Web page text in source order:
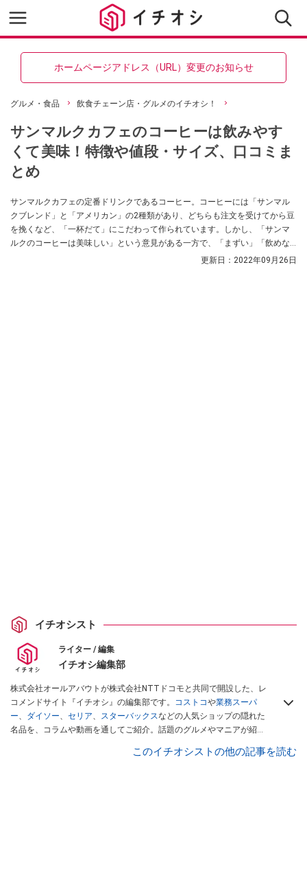
ホームページアドレス（URL）変更のお知らせ
グルメ・食品 飲食チェーン店・グルメのイチオシ！
サンマルクカフェのコーヒーは飲みやす
くて美味！特徴や値段・サイズ、口コミま
とめ
サンマルクカフェの定番ドリンクであるコーヒー。コーヒーには「サンマル
クブレンド」と「アメリカン」の2種類があり、どちらも注文を受けてから豆
を挽くなど、「一杯だて」にこだわって作られています。しかし、「サンマ
ルクのコーヒーは美味しい」という意見がある一方で、「まずい」「飲めな
い」という意見もあるようです。今回は、サンマルクカフェのコーヒーに関
更新日： 2022年09月26日
イチオシスト
ライター / 編集
イチオシ編集部
株式会社オールアバウトが株式会社NTTドコモと共同で開設した、レ
コメンドサイト『イチオシ』の編集部です。 コストコや業務スーパ
ー、 ダイソー、 セリア、 スターバックスなどの人気ショップの隠れた
名品を、コラムや動画を通してご紹介。話題のグルメやマニアが紹介
インフルエンサーが実際に使用してレビューしています。毎日トレン
このイチオシストの他の記事を読む